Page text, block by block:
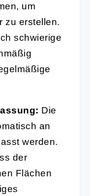
um
zu erstellen.
schwierige
Die
an
werden.
der
Flächen